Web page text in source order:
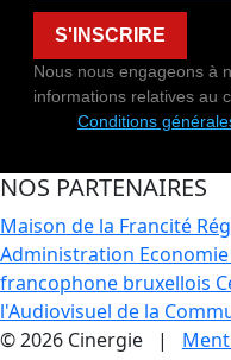
S'INSCRIRE
Nous nous engageons à
informations relatives au
Conditions
NOS PARTENAIRES
Maison de la Francité
Administration
francophone bruxellois
l'Audiovisuel de la
© 2026 Cinergie |